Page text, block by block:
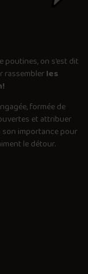
on s’est dit
rassemblerles
formée de
et attribuer
son importance pour
le détour.